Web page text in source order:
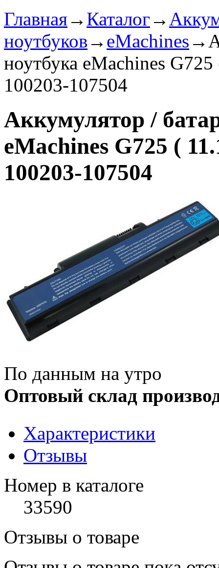
Главная→ Каталог →
ноутбуков → eMachines →
ноутбука eMachines
100203-107504
Аккумулятор /
eMachines G725 (
100203-107504
По данным на утро
Оптовый склад
Характеристики
Отзывы
Номер в каталоге
33590
Отзывы о товаре